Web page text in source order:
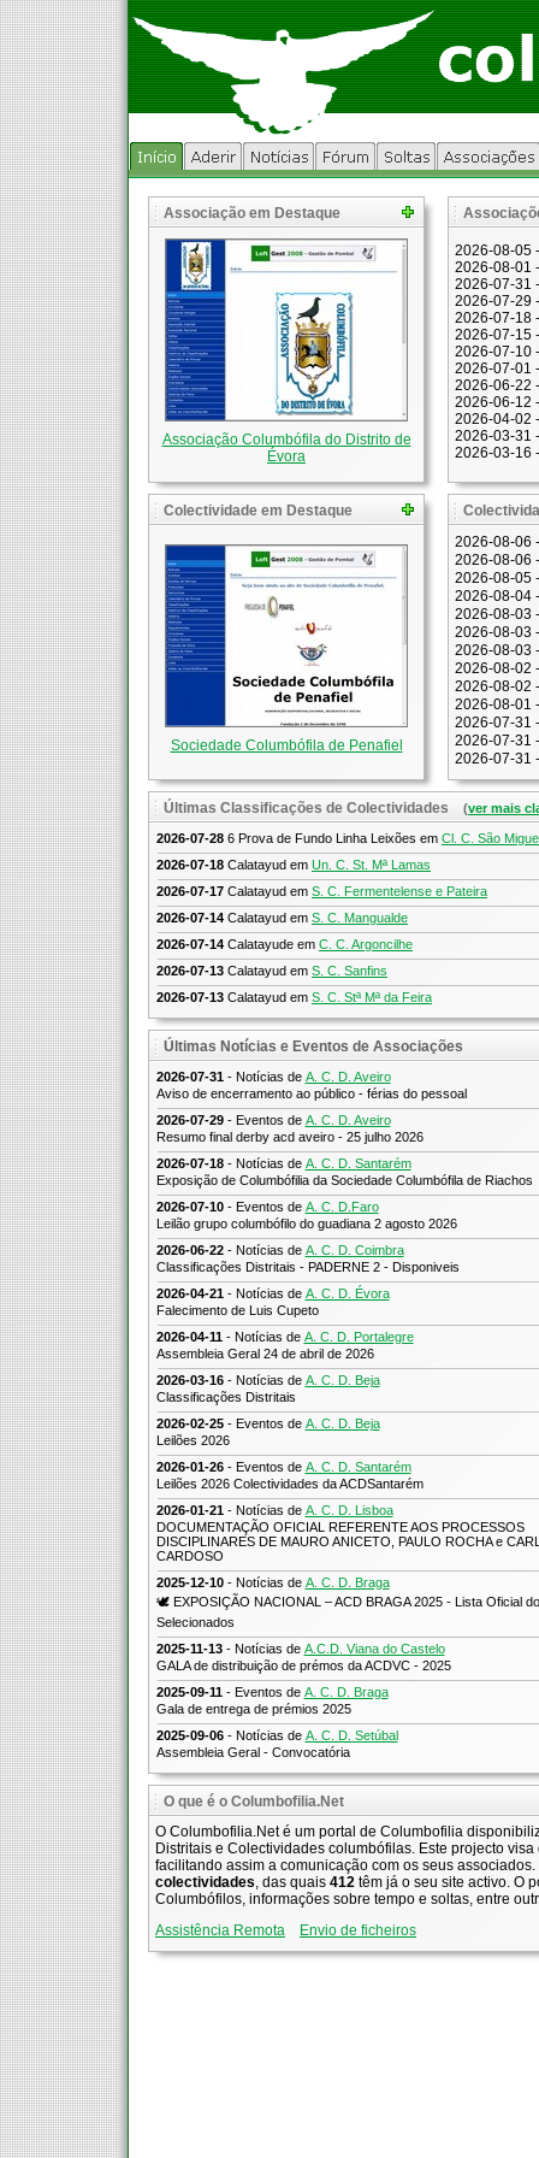
Associação em Destaque
Associação Columbófila do Distrito de
Évora
Colectividade em Destaque
Sociedade Columbófila de Penafiel
2026-08-05
2026-08-01
2026-07-31
2026-07-29
2026-07-18
2026-07-15
2026-07-10
2026-07-01
2026-06-22
2026-06-12
2026-04-02
2026-03-31
2026-03-16
2026-08-06
2026-08-06
2026-08-05
2026-08-04
2026-08-03
2026-08-03
2026-08-03
2026-08-02
2026-08-02
2026-08-01
2026-07-31
2026-07-31
2026-07-31
Últimas Classificações de Colectividades (ver mais
2026-07-28 6 Prova de Fundo Linha Leixões em Cl. C. São
2026-07-18 Calatayud em Un. C. St. Mª Lamas
2026-07-17 Calatayud em S. C. Fermentelense e Pateira
2026-07-14 Calatayud em S. C. Mangualde
2026-07-14 Calatayude em C. C. Argoncilhe
2026-07-13 Calatayud em S. C. Sanfins
2026-07-13 Calatayud em S. C. Stª Mª da Feira
Últimas Notícias e Eventos de Associações
2026-07-31- Notícias de A. C. D. Aveiro
Aviso de encerramento ao público - férias do pessoal
2026-07-29- Eventos de A. C. D. Aveiro
Resumo final derby acd aveiro - 25 julho 2026
2026-07-18- Notícias de A. C. D. Santarém
Exposição de Columbófilia da Sociedade Columbófila de Riachos
2026-07-10- Eventos de A. C. D.Faro
Leilão grupo columbófilo do guadiana 2 agosto 2026
2026-06-22- Notícias de A. C. D. Coimbra
Classificações Distritais - PADERNE 2 - Disponiveis
2026-04-21- Notícias de A. C. D. Évora
Falecimento de Luis Cupeto
2026-04-11- Notícias de A. C. D. Portalegre
Assembleia Geral 24 de abril de 2026
2026-03-16- Notícias de A. C. D. Beja
Classificações Distritais
2026-02-25- Eventos de A. C. D. Beja
Leilões 2026
2026-01-26- Eventos de A. C. D. Santarém
Leilões 2026 Colectividades da ACDSantarém
2026-01-21- Notícias de A. C. D. Lisboa
DOCUMENTAÇÃO OFICIAL REFERENTE AOS PROCESSOS
DISCIPLINARES DE MAURO ANICETO, PAULO ROCHA e
CARDOSO
2025-12-10- Notícias de A. C. D. Braga
🕊️ EXPOSIÇÃO NACIONAL – ACD BRAGA 2025 - Lista Oficial
Selecionados
2025-11-13- Notícias de A.C.D. Viana do Castelo
GALA de distribuição de prémos da ACDVC - 2025
2025-09-11- Eventos de A. C. D. Braga
Gala de entrega de prémios 2025
2025-09-06- Notícias de A. C. D. Setúbal
Assembleia Geral - Convocatória
O que é o Columbofilia.Net
O Columbofilia.Net é um portal de Columbofilia
Distritais e Colectividades columbófilas. Este projecto
facilitando assim a comunicação com os seus associados.
colectividades, das quais 412 têm já o seu site activo. O
Columbófilos, informações sobre tempo e soltas, entre
Assistência Remota
Envio de ficheiros